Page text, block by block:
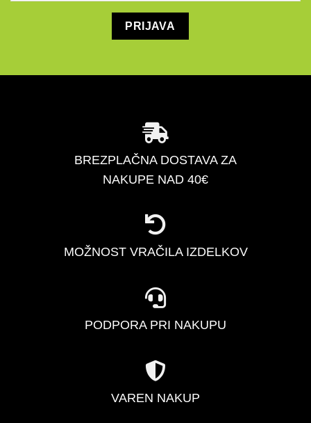
BREZPLAČNA DOSTAVA ZA
NAKUPE NAD 40€
MOŽNOST VRAČILA IZDELKOV
PODPORA PRI NAKUPU
VAREN NAKUP